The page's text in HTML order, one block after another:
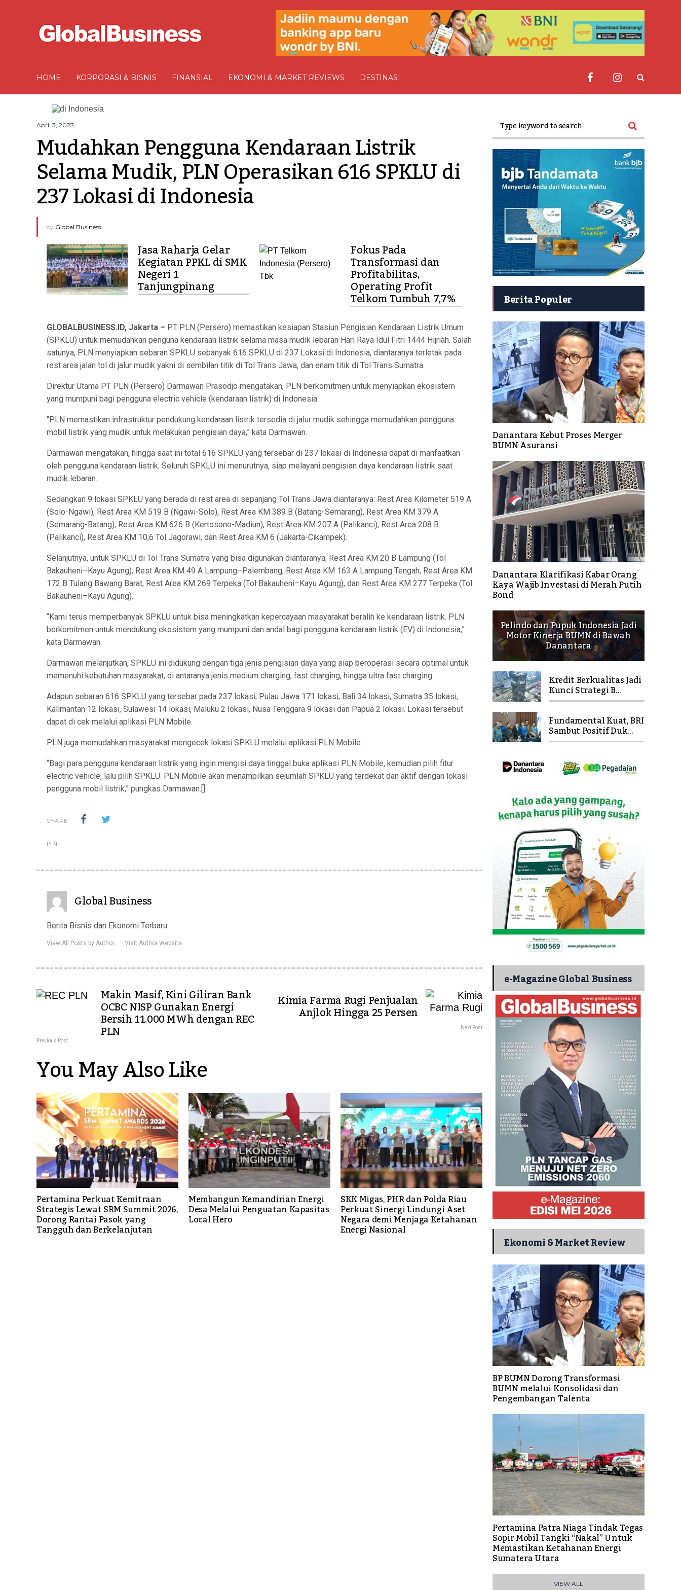
HOME KORPORASI & BISNIS FINANSIAL EKONOMI & MARKET REVIEWS DESTINASI
April 3, 2023
Mudahkan Pengguna Kendaraan Listrik
Selama Mudik, PLN Operasikan 616 SPKLU di
237 Lokasi di Indonesia
by Global Business
Jasa Raharja Gelar
Kegiatan PPKL di SMK
Negeri 1
Tanjungpinang
Fokus Pada
Transformasi dan
Profitabilitas,
Operating Profit
Telkom Tumbuh 7,7%
GLOBALBUSINESS.ID, Jakarta – PT PLN (Persero) memastikan kesiapan Stasiun Pengisian Kendaraan Listrik Umum
(SPKLU) untuk memudahkan penguna kendaraan listrik selama masa mudik lebaran Hari Raya Idul Fitri 1444 Hijriah. Salah
satunya, PLN menyiapkan sebaran SPKLU sebanyak 616 SPKLU di 237 Lokasi di Indonesia, diantaranya terletak pada
rest area jalan tol di jalur mudik yakni di sembilan titik di Tol Trans Jawa, dan enam titik di Tol Trans Sumatra.
Direktur Utama PT PLN (Persero) Darmawan Prasodjo mengatakan, PLN berkomitmen untuk menyiapkan ekosistem
yang mumpuni bagi pengguna electric vehicle (kendaraan listrik) di Indonesia.
“PLN memastikan infrastruktur pendukung kendaraan listrik tersedia di jalur mudik sehingga memudahkan pengguna
mobil listrik yang mudik untuk melakukan pengisian daya,” kata Darmawan.
Darmawan mengatakan, hingga saat ini total 616 SPKLU yang tersebar di 237 lokasi di Indonesia dapat di manfaatkan
oleh pengguna kendaraan listrik. Seluruh SPKLU ini menurutnya, siap melayani pengisian daya kendaraan listrik saat
mudik lebaran.
Sedangkan 9 lokasi SPKLU yang berada di rest area di sepanjang Tol Trans Jawa diantaranya: Rest Area Kilometer 519 A
(Solo-Ngawi), Rest Area KM 519 B (Ngawi-Solo), Rest Area KM 389 B (Batang-Semarang), Rest Area KM 379 A
(Semarang-Batang), Rest Area KM 626 B (Kertosono-Madiun), Rest Area KM 207 A (Palikanci), Rest Area 208 B
(Palikanci), Rest Area KM 10,6 Tol Jagorawi, dan Rest Area KM 6 (Jakarta-Cikampek).
Selanjutnya, untuk SPKLU di Tol Trans Sumatra yang bisa digunakan diantaranya; Rest Area KM 20 B Lampung (Tol
Bakauheni–Kayu Agung), Rest Area KM 49 A Lampung–Palembang, Rest Area KM 163 A Lampung Tengah, Rest Area KM
172 B Tulang Bawang Barat, Rest Area KM 269 Terpeka (Tol Bakauheni–Kayu Agung), dan Rest Area KM 277 Terpeka (Tol
Bakauheni–Kayu Agung).
“Kami terus memperbanyak SPKLU untuk bisa meningkatkan kepercayaan masyarakat beralih ke kendaraan listrik. PLN
berkomitmen untuk mendukung ekosistem yang mumpuni dan andal bagi pengguna kendaraan listrik (EV) di Indonesia,”
kata Darmawan.
Darmawan melanjutkan, SPKLU ini didukung dengan tiga jenis pengisian daya yang siap beroperasi secara optimal untuk
memenuhi kebutuhan masyarakat, di antaranya jenis medium charging, fast charging, hingga ultra fast charging.
Adapun sebaran 616 SPKLU yang tersebar pada 237 lokasi; Pulau Jawa 171 lokasi, Bali 34 lokasi, Sumatra 35 lokasi,
Kalimantan 12 lokasi, Sulawesi 14 lokasi, Maluku 2 lokasi, Nusa Tenggara 9 lokasi dan Papua 2 lokasi. Lokasi tersebut
dapat di cek melalui aplikasi PLN Mobile.
PLN juga memudahkan masyarakat mengecek lokasi SPKLU melalui aplikasi PLN Mobile.
“Bagi para pengguna kendaraan listrik yang ingin mengisi daya tinggal buka aplikasi PLN Mobile, kemudian pilih fitur
electric vehicle, lalu pilih SPKLU. PLN Mobile akan menampilkan sejumlah SPKLU yang terdekat dan aktif dengan lokasi
pengguna mobil listrik,” pungkas Darmawan.[]
SHARE
PLN
Global Business
Berita Bisnis dan Ekonomi Terbaru
View All Posts by Author Visit Author Website
Makin Masif, Kini Giliran Bank
OCBC NISP Gunakan Energi
Bersih 11.000 MWh dengan REC
PLN
Previous Post
Kimia Farma Rugi Penjualan
Anjlok Hingga 25 Persen
Next Post
You May Also Like
Pertamina Perkuat Kemitraan
Strategis Lewat SRM Summit 2026,
Dorong Rantai Pasok yang
Tangguh dan Berkelanjutan
Membangun Kemandirian Energi
Desa Melalui Penguatan Kapasitas
Local Hero
SKK Migas, PHR dan Polda Riau
Perkuat Sinergi Lindungi Aset
Negara demi Menjaga Ketahanan
Energi Nasional
Berita Populer
Danantara Kebut Proses Merger
BUMN Asuransi
Danantara Klarifikasi Kabar Orang
Kaya Wajib Investasi di Merah Putih
Bond
Pelindo dan Pupuk Indonesia Jadi
Motor Kinerja BUMN di Bawah
Danantara
Kredit Berkualitas Jadi
Kunci Strategi B...
Fundamental Kuat, BRI
Sambut Positif Duk...
e-Magazine Global Business
Ekonomi & Market Review
BP BUMN Dorong Transformasi
BUMN melalui Konsolidasi dan
Pengembangan Talenta
Pertamina Patra Niaga Tindak Tegas
Sopir Mobil Tangki “Nakal” Untuk
Memastikan Ketahanan Energi
Sumatera Utara
VIEW ALL